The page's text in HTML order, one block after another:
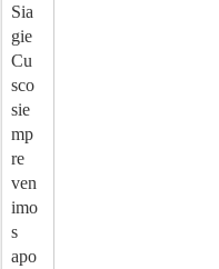
Sia
gie
Cu
sco
sie
mp
re
ven
imo
s
apo